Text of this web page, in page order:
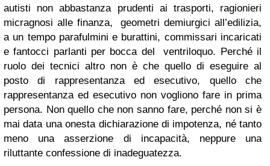
autisti non abbastanza prudenti ai trasporti, ragionieri
micragnosi alle finanza, geometri demiurgici all’edilizia,
a un tempo parafulmini e burattini, commissari incaricati
e fantocci parlanti per bocca del ventriloquo. Perché il
ruolo dei tecnici altro non è che quello di eseguire al
posto di rappresentanza ed esecutivo, quello che
rappresentanza ed esecutivo non vogliono fare in prima
persona. Non quello che non sanno fare, perché non si è
mai data una onesta dichiarazione di impotenza, né tanto
meno una asserzione di incapacità, neppure una
riluttante confessione di inadeguatezza.